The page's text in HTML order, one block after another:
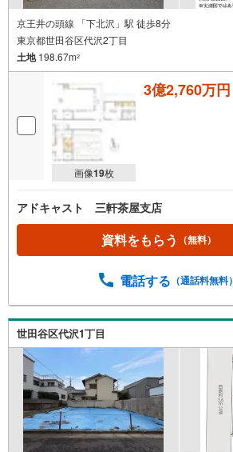
京王井の頭線 「下北沢」駅 徒歩8分
東京都世田谷区代沢2丁目
土地198.67m2
画像19枚
3億2,760万円
アドキャスト 三軒茶屋支店
資料をもらう （無料）
電話する （通話料無料）
世田谷区代沢1丁目